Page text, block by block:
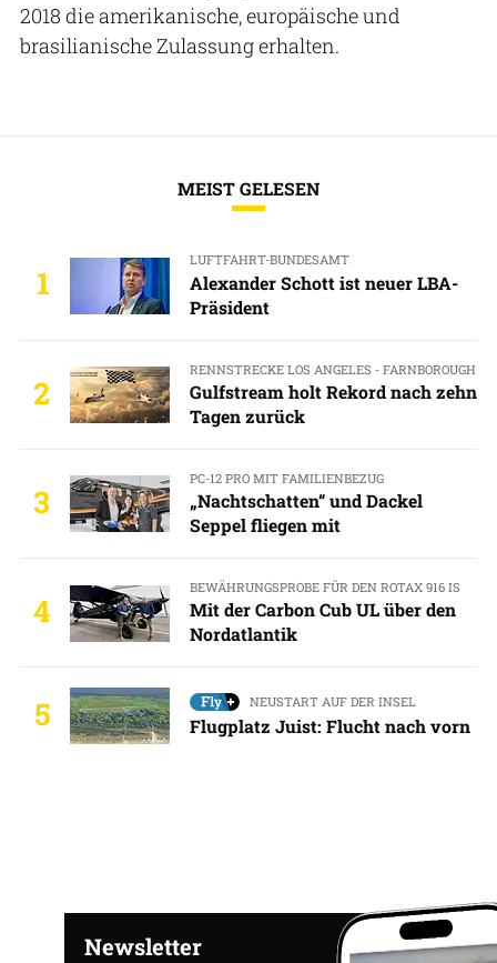
2018 die amerikanische, europäische und
brasilianische Zulassung erhalten.
MEIST GELESEN
1
LUFTFAHRT-BUNDESAMT
Alexander Schott ist neuer LBA-
Präsident
2
RENNSTRECKE LOS ANGELES - FARNBOROUGH
Gulfstream holt Rekord nach zehn
Tagen zurück
3
PC-12 PRO MIT FAMILIENBEZUG
„Nachtschatten“ und Dackel
Seppel fliegen mit
4
BEWÄHRUNGSPROBE FÜR DEN ROTAX 916 IS
Mit der Carbon Cub UL über den
Nordatlantik
5 NEUSTART AUF DER INSEL
Flugplatz Juist: Flucht nach vorn
Newsletter